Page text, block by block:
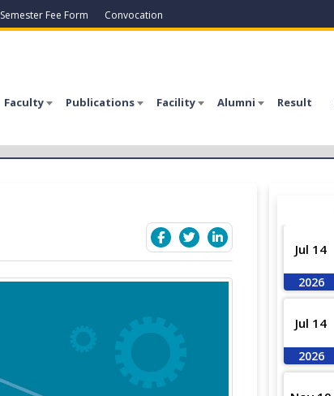
Semester Fee Form Convocation
Faculty Publications Facility Alumni Result
Jul 14
2026
Jul 14
2026